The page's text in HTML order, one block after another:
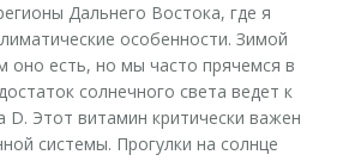
Дальнего Востока, где я
особенности. Зимой
оно есть, но мы часто прячемся в
солнечного света ведет к
D. Этот витамин критически важен
системы. Прогулки на солнце